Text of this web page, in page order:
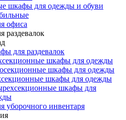
шкафы для одежды и обуви
офиса
раздевалок
для раздевалок
шкафы для одежды
шкафы для одежды
шкафы для одежды
шкафы для
уборочного инвентаря